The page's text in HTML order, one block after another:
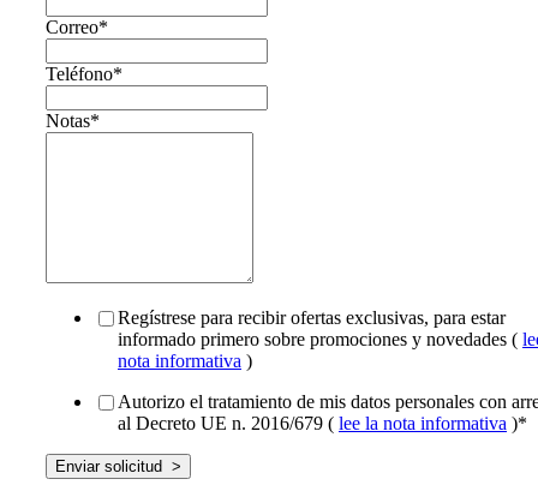
Correo*
Teléfono*
Notas*
Regístrese para recibir ofertas exclusivas, para estar
informado primero sobre promociones y novedades (
nota informativa )
Autorizo el tratamiento de mis datos personales con
al Decreto UE n. 2016/679 ( lee la nota informativa )*